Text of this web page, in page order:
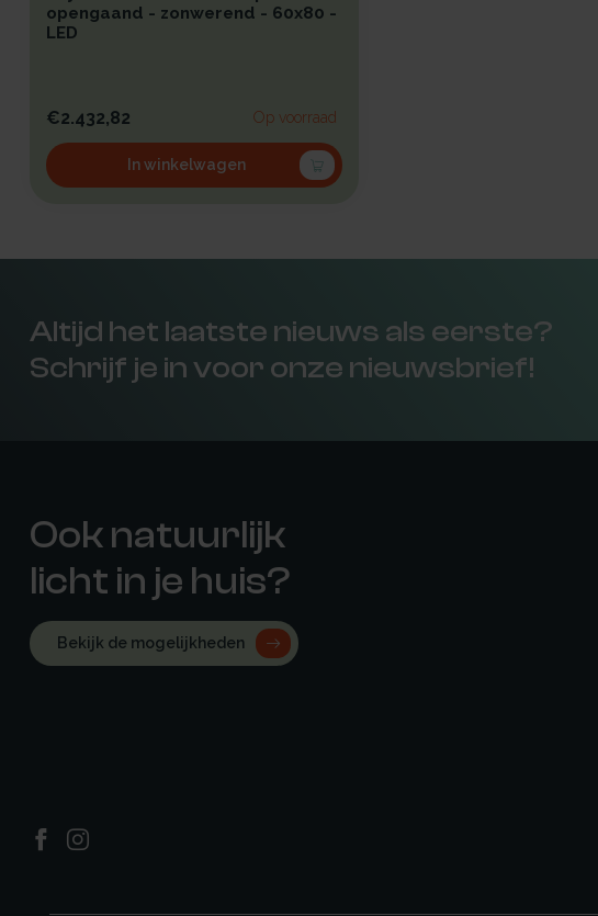
opengaand - zonwerend - 60x80 -
LED
€2.432,82 Op voorraad
In winkelwagen
Altijd het laatste nieuws als eerste?
Schrijf je in voor onze nieuwsbrief!
Ook natuurlijk
licht in je huis?
Bekijk de mogelijkheden